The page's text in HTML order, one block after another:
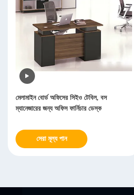
মেলামাইন বোর্ড অফিসের সিইও টেবিল, বস
ম্যানেজারের জন্য অফিস ফার্নিচার ডেস্ক
সেরা মূল্য পান